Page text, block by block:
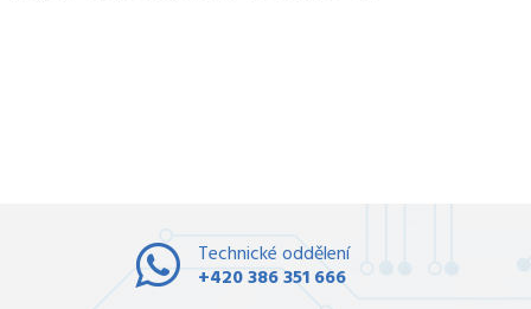
Technické oddělení
+420 386 351 666